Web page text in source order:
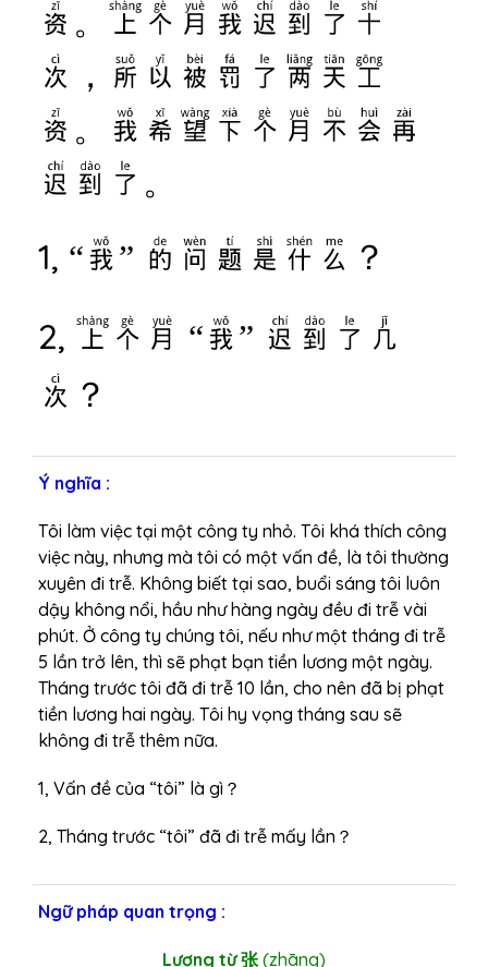
资。上个月我迟到了十
次，所以被罚了两天工
资。我希望下个月不会再
迟到了。
1, “我” 的问题是什么 ？
2, 上个月 “我” 迟到了几
次 ？
Ý nghĩa :
Tôi làm việc tại một công ty nhỏ. Tôi khá thích công
việc này, nhưng mà tôi có một vấn đề, là tôi thường
xuyên đi trễ. Không biết tại sao, buổi sáng tôi luôn
dậy không nổi, hầu như hàng ngày đều đi trễ vài
phút. Ở công ty chúng tôi, nếu như một tháng đi trễ
5 lần trở lên, thì sẽ phạt bạn tiền lương một ngày.
Tháng trước tôi đã đi trễ 10 lần, cho nên đã bị phạt
tiền lương hai ngày. Tôi hy vọng tháng sau sẽ
không đi trễ thêm nữa.
1, Vấn đề của “tôi” là gì？
2, Tháng trước “tôi” đã đi trễ mấy lần？
Ngữ pháp quan trọng :
Lượng từ 张 (zhāng)